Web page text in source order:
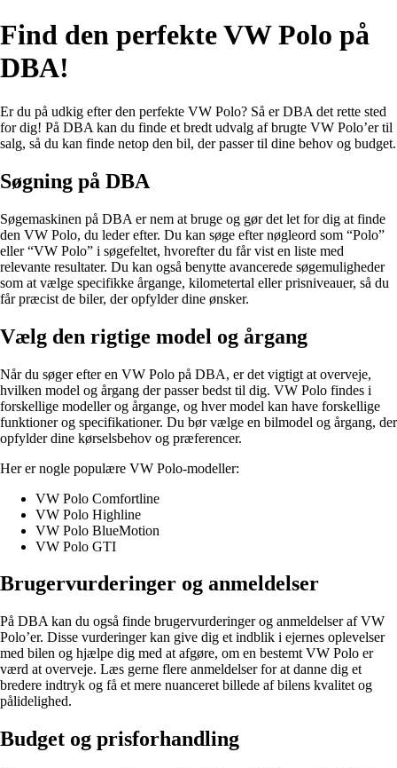
Find den perfekte VW Polo på
DBA!
Er du på udkig efter den perfekte VW Polo? Så er DBA det rette sted
for dig! På DBA kan du finde et bredt udvalg af brugte VW Polo’er til
salg, så du kan finde netop den bil, der passer til dine behov og budget.
Søgning på DBA
Søgemaskinen på DBA er nem at bruge og gør det let for dig at finde
den VW Polo, du leder efter. Du kan søge efter nøgleord som “Polo”
eller “VW Polo” i søgefeltet, hvorefter du får vist en liste med
relevante resultater. Du kan også benytte avancerede søgemuligheder
som at vælge specifikke årgange, kilometertal eller prisniveauer, så du
får præcist de biler, der opfylder dine ønsker.
Vælg den rigtige model og årgang
Når du søger efter en VW Polo på DBA, er det vigtigt at overveje,
hvilken model og årgang der passer bedst til dig. VW Polo findes i
forskellige modeller og årgange, og hver model kan have forskellige
funktioner og specifikationer. Du bør vælge en bilmodel og årgang, der
opfylder dine kørselsbehov og præferencer.
Her er nogle populære VW Polo-modeller:
VW Polo Comfortline
VW Polo Highline
VW Polo BlueMotion
VW Polo GTI
Brugervurderinger og anmeldelser
På DBA kan du også finde brugervurderinger og anmeldelser af VW
Polo’er. Disse vurderinger kan give dig et indblik i ejernes oplevelser
med bilen og hjælpe dig med at afgøre, om en bestemt VW Polo er
værd at overveje. Læs gerne flere anmeldelser for at danne dig et
bredere indtryk og få et mere nuanceret billede af bilens kvalitet og
pålidelighed.
Budget og prisforhandling